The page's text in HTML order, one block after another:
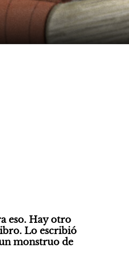
eso. Hay otro
Lo escribió
monstruo de